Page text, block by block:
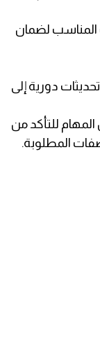
المناسب لضمان
دورية إلى
للتأكد من
المطلوبة.